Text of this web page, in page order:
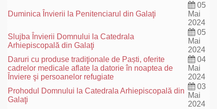
Duminica Învierii la Penitenciarul din Galaţi
05
Mai
2024
Slujba Învierii Domnului la Catedrala
Arhiepiscopală din Galaţi
05
Mai
2024
Daruri cu produse tradiţionale de Paști, oferite
cadrelor medicale aflate la datorie în noaptea de
Înviere şi persoanelor refugiate
04
Mai
2024
Prohodul Domnului la Catedrala Arhiepiscopală din
Galaţi
03
Mai
2024